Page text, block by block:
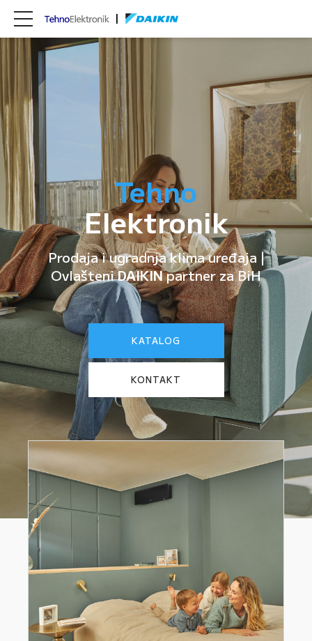
Tehno
Elektronik
Prodaja i ugradnja klima uređaja |
OvlašteniDAIKINpartner za BiH
KATALOG
KONTAKT